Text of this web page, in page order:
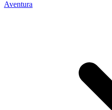
Aventura